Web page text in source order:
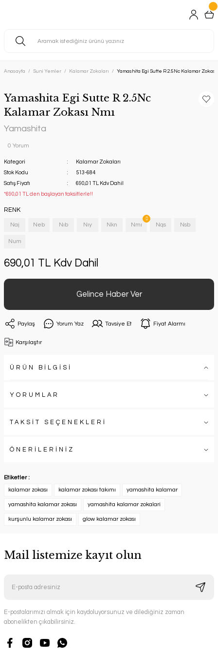
Anasayfa Suni Yemler Kalamar Zokaları Yamashita Egi Sutte R 2.5Nc Kalamar Zokası
Yamashita Egi Sutte R 2.5Nc
Kalamar Zokası Nmı
Yamashita
0 Yorum
Kategori
Kalamar Zokaları
Stok Kodu
513-684
Satış Fiyatı
690,01 TL Kdv Dahil
*690,01 TL den başlayan taksitlerle!!
RENK
Naj Neb Nıb Nıy Nkn Nmı Nqs Nsb
Num
690,01 TL Kdv Dahil
Gelince Haber Ver
Paylaş Yorum Yaz Tavsiye Et Fiyat Alarmı
Karşılaştır
ÜRÜN BİLGİSİ
YORUMLAR
TAKSİT SEÇENEKLERİ
ÖNERİLERİNİZ
Etiketler :
kalamar zokası
kalamar zokası takımı yamashita kalamar
yamashita kalamar zokası yamashita kalamar zokalari
kurşunlu kalamar zokası glow kalamar zokası
Mail listemize kayıt olun
E-postalarımızı almak için kaydoluyorsunuz ve dilediğiniz zaman
abonelikten çıkabilirsiniz.